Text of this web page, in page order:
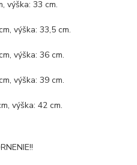
výška: 33 cm.
výška: 33,5 cm.
výška: 36 cm.
výška: 39 cm.
výška: 42 cm.